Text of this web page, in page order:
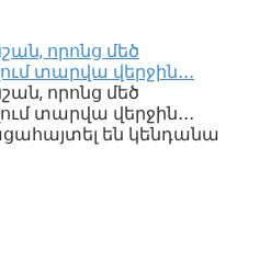
որոնց մեծ
տարվա վերջին․․․
որոնց մեծ
տարվա վերջին․․․
են կենդանա